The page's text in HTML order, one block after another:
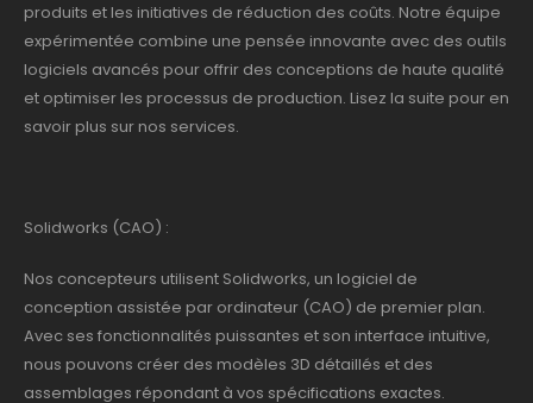
produits et les initiatives de réduction des coûts. Notre équipe
expérimentée combine une pensée innovante avec des outils
logiciels avancés pour offrir des conceptions de haute qualité
et optimiser les processus de production. Lisez la suite pour en
savoir plus sur nos services.
Solidworks (CAO) :
Nos concepteurs utilisent Solidworks, un logiciel de
conception assistée par ordinateur (CAO) de premier plan.
Avec ses fonctionnalités puissantes et son interface intuitive,
nous pouvons créer des modèles 3D détaillés et des
assemblages répondant à vos spécifications exactes.